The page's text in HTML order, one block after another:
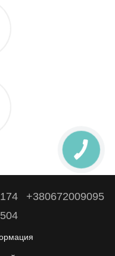
+380672009095